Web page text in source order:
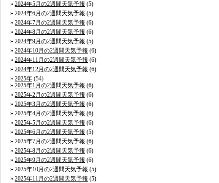
2024年5月の2週間天気予報 (5)
2024年6月の2週間天気予報 (5)
2024年7月の2週間天気予報 (6)
2024年8月の2週間天気予報 (6)
2024年9月の2週間天気予報 (5)
2024年10月の2週間天気予報 (6)
2024年11月の2週間天気予報 (6)
2024年12月の2週間天気予報 (6)
2025年 (54)
2025年1月の2週間天気予報 (6)
2025年2月の2週間天気予報 (6)
2025年3月の2週間天気予報 (6)
2025年4月の2週間天気予報 (6)
2025年5月の2週間天気予報 (6)
2025年6月の2週間天気予報 (5)
2025年7月の2週間天気予報 (6)
2025年8月の2週間天気予報 (6)
2025年9月の2週間天気予報 (6)
2025年10月の2週間天気予報 (5)
2025年11月の2週間天気予報 (5)